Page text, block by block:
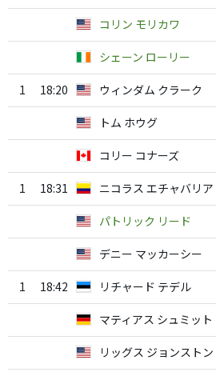
コリン モリカワ
シェーン ローリー
1 18:20 ウィンダム クラーク
トム ホウグ
コリー コナーズ
1 18:31 ニコラス エチャバリア
パトリック リード
デニー マッカーシー
1 18:42 リチャード テデル
マティアス シュミット
リッグス ジョンストン